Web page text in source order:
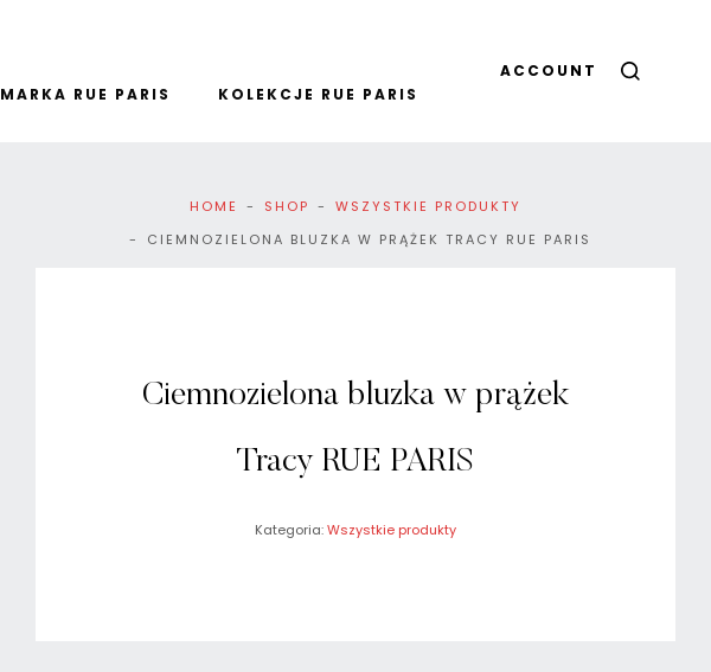
MARKA RUE PARIS KOLEKCJE RUE PARIS
ACCOUNT
HOME SHOP
WSZYSTKIE PRODUKTY
CIEMNOZIELONA BLUZKA W PRĄŻEK TRACY RUE PARIS
Ciemnozielona bluzka w prążek
Tracy RUE PARIS
Kategoria:Wszystkie produkty